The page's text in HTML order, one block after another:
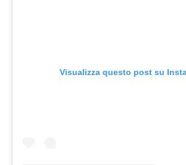
Visualizza questo post su